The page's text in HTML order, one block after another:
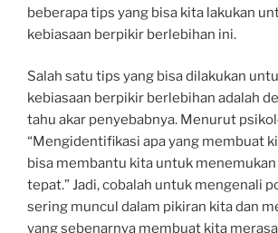
beberapa tips yang bisa kita lakukan
kebiasaan berpikir berlebihan ini.
Salah satu tips yang bisa dilakukan
kebiasaan berpikir berlebihan adalah
tahu akar penyebabnya. Menurut
“Mengidentifikasi apa yang membuat
bisa membantu kita untuk
tepat.” Jadi, cobalah untuk mengenali
sering muncul dalam pikiran kita dan
yang sebenarnya membuat kita